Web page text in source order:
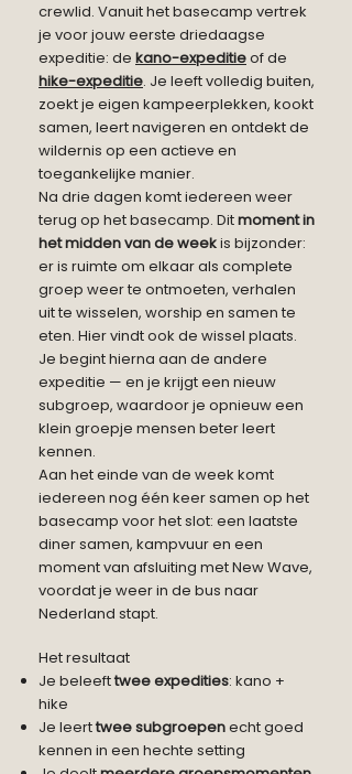
crewlid. Vanuit het basecamp vertrek
je voor jouw eerste driedaagse
expeditie: de kano-expeditieof de
hike-expeditie. Je leeft volledig buiten,
zoekt je eigen kampeerplekken, kookt
samen, leert navigeren en ontdekt de
wildernis op een actieve en
toegankelijke manier.
Na drie dagen komt iedereen weer
terug op het basecamp. Ditmoment in
het midden van de weekis bijzonder:
er is ruimte om elkaar als complete
groep weer te ontmoeten, verhalen
uit te wisselen, worship en samen te
eten. Hier vindt ook de wissel plaats.
Je begint hierna aan de andere
expeditie — en je krijgt een nieuw
subgroep, waardoor je opnieuw een
klein groepje mensen beter leert
kennen.
Aan het einde van de week komt
iedereen nog één keer samen op het
basecamp voor het slot: een laatste
diner samen, kampvuur en een
moment van afsluiting met New Wave,
voordat je weer in de bus naar
Nederland stapt.
Het resultaat
Je beleefttwee expedities: kano +
hike
Je leerttwee subgroepenecht goed
kennen in een hechte setting